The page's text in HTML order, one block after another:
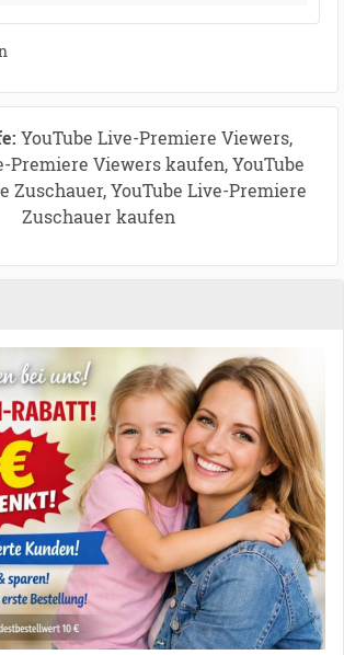
YouTube Live-Premiere Viewers,
Premiere Viewers kaufen, YouTube
Zuschauer, YouTube Live-Premiere
Zuschauer kaufen
●
●